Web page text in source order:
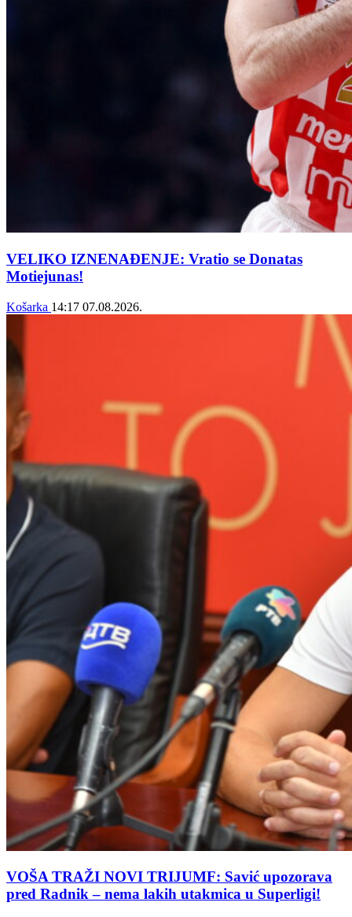
VELIKO IZNENAĐENJE: Vratio se Donatas
Motiejunas!
Košarka 14:17 07.08.2026.
VOŠA TRAŽI NOVI TRIJUMF: Savić upozorava
pred Radnik – nema lakih utakmica u Superligi!